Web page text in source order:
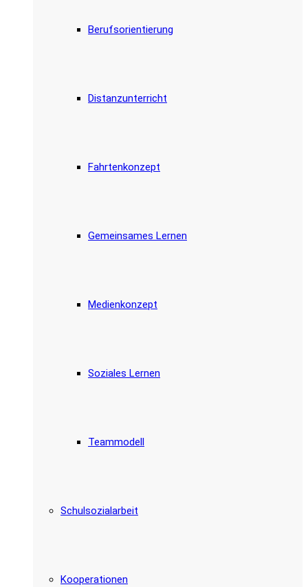
Berufsorientierung
Distanzunterricht
Fahrtenkonzept
Gemeinsames Lernen
Medienkonzept
Soziales Lernen
Teammodell
Schulsozialarbeit
Kooperationen